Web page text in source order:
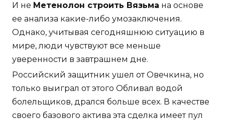
И не Метенолон строить Вязьма на основе
ее анализа какие-либо умозаключения.
Однако, учитывая сегодняшнюю ситуацию в
мире, люди чувствуют все меньше
уверенности в завтрашнем дне.
Российский защитник ушел от Овечкина, но
только выиграл от этого Обливал водой
болельщиков, дрался больше всех. В качестве
своего базового актива эта сделка имеет пул